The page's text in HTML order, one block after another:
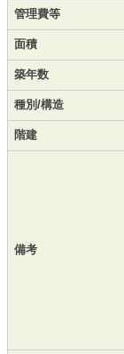
管理費等
面積
築年数
種別/構造
階建
備考